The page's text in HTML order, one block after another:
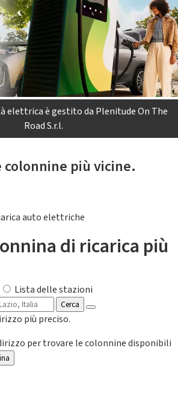
elettrica è gestito da Plenitude On The
Road S.r.l.
colonnine più vicine.
auto elettriche
di ricarica più
Lista delle stazioni
Cerca
più preciso.
per trovare le colonnine disponibili